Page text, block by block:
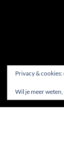
Privacy &
Wil je meer